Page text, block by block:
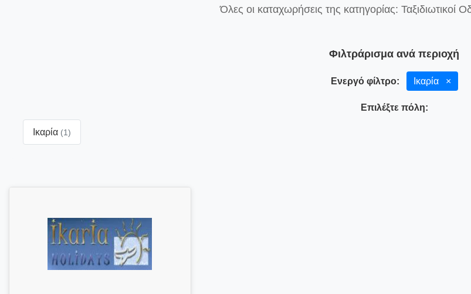
Όλες οι καταχωρήσεις της κατηγορίας: Ταξιδιωτικοί
Φιλτράρισμα ανά περιοχή
Ενεργό φίλτρο: Ικαρία ×
Επιλέξτε πόλη:
Ικαρία (1)